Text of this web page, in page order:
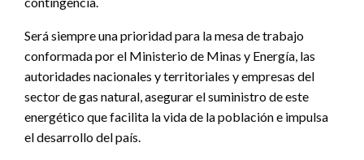
Será siempre una prioridad para la mesa de trabajo
conformada por el Ministerio de Minas y Energía, las
autoridades nacionales y territoriales y empresas del
sector de gas natural, asegurar el suministro de este
energético que facilita la vida de la población e impulsa
el desarrollo del país.